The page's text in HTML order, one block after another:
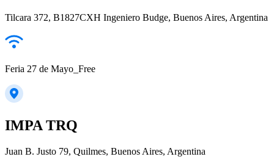
Tilcara 372, B1827CXH Ingeniero Budge, Buenos Aires, Argentina
Feria 27 de Mayo_Free
IMPA TRQ
Juan B. Justo 79, Quilmes, Buenos Aires, Argentina